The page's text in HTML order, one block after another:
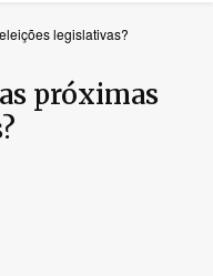
legislativas?
próximas